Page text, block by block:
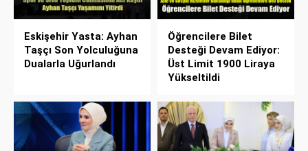
Eskişehir Yasta: Ayhan
Taşçı Son Yolculuğuna
Dualarla Uğurlandı
Öğrencilere Bilet
Desteği Devam Ediyor:
Üst Limit 1900 Liraya
Yükseltildi